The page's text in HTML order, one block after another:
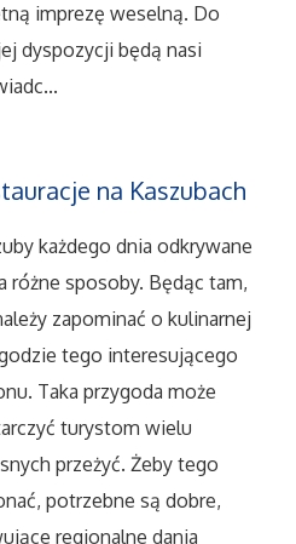
Catering
Prawne
i Wesele
Hodowla Zwierząt
Porządkowanie
imprezę weselną. Do
dyspozycji będą nasi
na Kaszubach
każdego dnia odkrywane
różne sposoby. Będąc tam,
zapominać o kulinarnej
tego interesującego
Taka przygoda może
turystom wielu
przeżyć. Żeby tego
potrzebne są dobre,
regionalne dania